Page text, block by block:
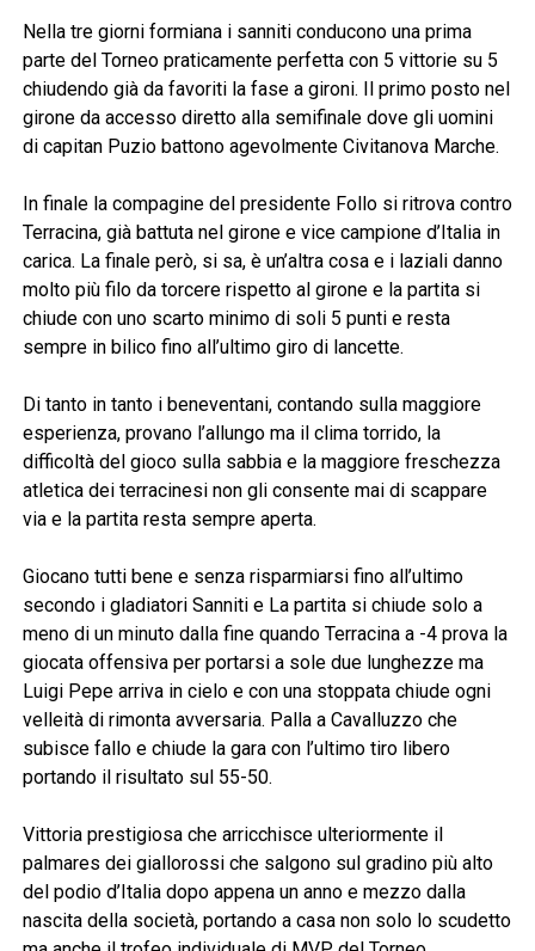
Nella tre giorni formiana i sanniti conducono una prima
parte del Torneo praticamente perfetta con 5 vittorie su 5
chiudendo già da favoriti la fase a gironi. Il primo posto nel
girone da accesso diretto alla semifinale dove gli uomini
di capitan Puzio battono agevolmente Civitanova Marche.
In finale la compagine del presidente Follo si ritrova contro
Terracina, già battuta nel girone e vice campione d’Italia in
carica. La finale però, si sa, è un’altra cosa e i laziali danno
molto più filo da torcere rispetto al girone e la partita si
chiude con uno scarto minimo di soli 5 punti e resta
sempre in bilico fino all’ultimo giro di lancette.
Di tanto in tanto i beneventani, contando sulla maggiore
esperienza, provano l’allungo ma il clima torrido, la
difficoltà del gioco sulla sabbia e la maggiore freschezza
atletica dei terracinesi non gli consente mai di scappare
via e la partita resta sempre aperta.
Giocano tutti bene e senza risparmiarsi fino all’ultimo
secondo i gladiatori Sanniti e La partita si chiude solo a
meno di un minuto dalla fine quando Terracina a -4 prova la
giocata offensiva per portarsi a sole due lunghezze ma
Luigi Pepe arriva in cielo e con una stoppata chiude ogni
velleità di rimonta avversaria. Palla a Cavalluzzo che
subisce fallo e chiude la gara con l’ultimo tiro libero
portando il risultato sul 55-50.
Vittoria prestigiosa che arricchisce ulteriormente il
palmares dei giallorossi che salgono sul gradino più alto
del podio d’Italia dopo appena un anno e mezzo dalla
nascita della società, portando a casa non solo lo scudetto